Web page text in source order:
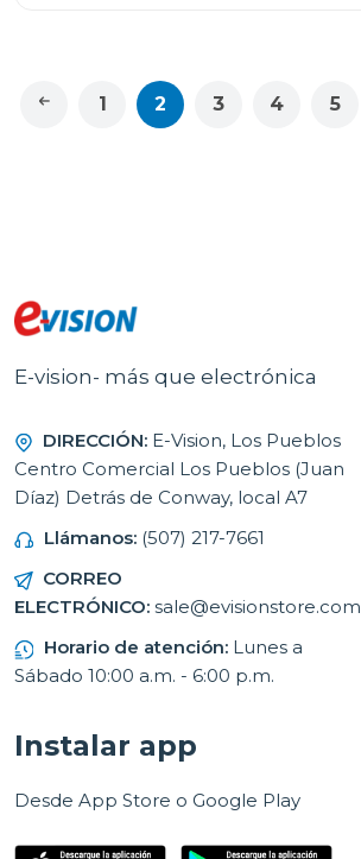
1 2 3 4 5
E-vision- más que electrónica
DIRECCIÓN: E-Vision, Los Pueblos
Centro Comercial Los Pueblos (Juan
Díaz) Detrás de Conway, local A7
Llámanos: (507) 217-7661
CORREO
ELECTRÓNICO: sale@evisionstore.com
Horario de atención: Lunes a
Sábado 10:00 a.m. - 6:00 p.m.
Instalar app
Desde App Store o Google Play